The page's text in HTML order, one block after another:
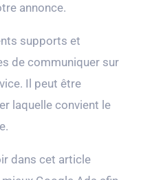
annonce.
supports et
de communiquer sur
Il peut être
laquelle convient le
dans cet article